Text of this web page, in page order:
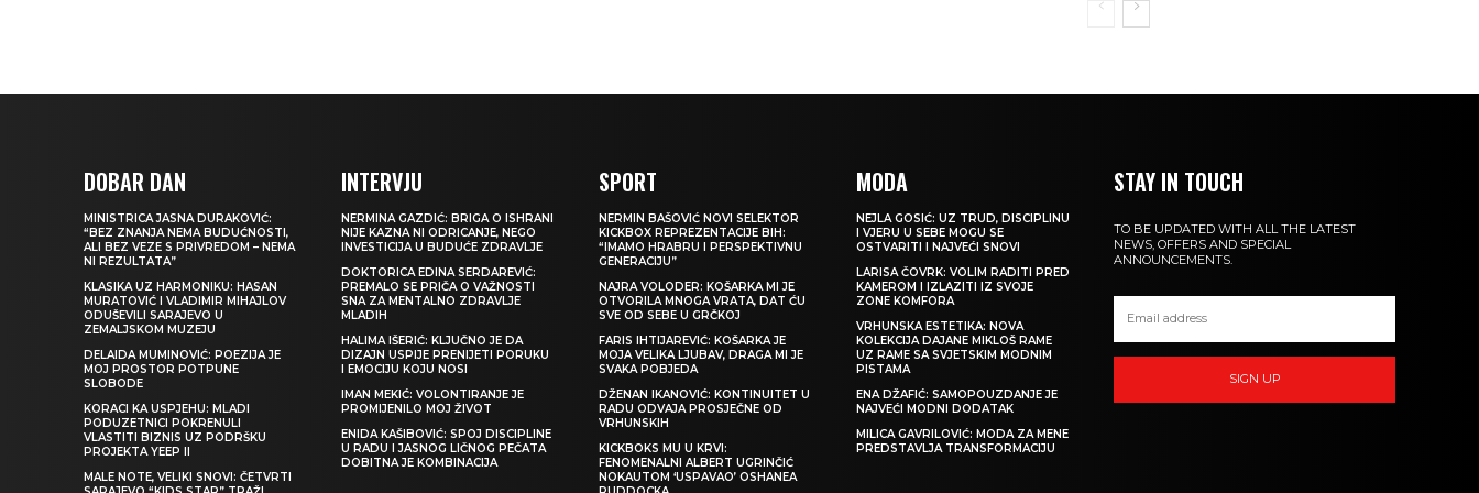
DOBAR DAN
MINISTRICA JASNA DURAKOVIĆ:
“BEZ ZNANJA NEMA BUDUĆNOSTI,
ALI BEZ VEZE S PRIVREDOM – NEMA
NI REZULTATA”
KLASIKA UZ HARMONIKU: HASAN
MURATOVIĆ I VLADIMIR MIHAJLOV
ODUŠEVILI SARAJEVO U
ZEMALJSKOM MUZEJU
DELAIDA MUMINOVIĆ: POEZIJA JE
MOJ PROSTOR POTPUNE
SLOBODE
KORACI KA USPJEHU: MLADI
PODUZETNICI POKRENULI
VLASTITI BIZNIS UZ PODRŠKU
PROJEKTA YEEP II
MALE NOTE, VELIKI SNOVI: ČETVRTI
INTERVJU
NERMINA GAZDIĆ: BRIGA O ISHRANI
NIJE KAZNA NI ODRICANJE, NEGO
INVESTICIJA U BUDUĆE ZDRAVLJE
DOKTORICA EDINA SERDAREVIĆ:
PREMALO SE PRIČA O VAŽNOSTI
SNA ZA MENTALNO ZDRAVLJE
MLADIH
HALIMA IŠERIĆ: KLJUČNO JE DA
DIZAJN USPIJE PRENIJETI PORUKU
I EMOCIJU KOJU NOSI
IMAN MEKIĆ: VOLONTIRANJE JE
PROMIJENILO MOJ ŽIVOT
ENIDA KAŠIBOVIĆ: SPOJ DISCIPLINE
U RADU I JASNOG LIČNOG PEČATA
DOBITNA JE KOMBINACIJA
SPORT
NERMIN BAŠOVIĆ NOVI SELEKTOR
KICKBOX REPREZENTACIJE BIH:
“IMAMO HRABRU I PERSPEKTIVNU
GENERACIJU”
NAJRA VOLODER: KOŠARKA MI JE
OTVORILA MNOGA VRATA, DAT ĆU
SVE OD SEBE U GRČKOJ
FARIS IHTIJAREVIĆ: KOŠARKA JE
MOJA VELIKA LJUBAV, DRAGA MI JE
SVAKA POBJEDA
DŽENAN IKANOVIĆ: KONTINUITET U
RADU ODVAJA PROSJEČNE OD
VRHUNSKIH
KICKBOKS MU U KRVI:
FENOMENALNI ALBERT UGRINČIĆ
NOKAUTOM ‘USPAVAO’ OSHANEA
MODA
NEJLA GOSIĆ: UZ TRUD, DISCIPLINU
I VJERU U SEBE MOGU SE
OSTVARITI I NAJVEĆI SNOVI
LARISA ČOVRK: VOLIM RADITI PRED
KAMEROM I IZLAZITI IZ SVOJE
ZONE KOMFORA
VRHUNSKA ESTETIKA: NOVA
KOLEKCIJA DAJANE MIKLOŠ RAME
UZ RAME SA SVJETSKIM MODNIM
PISTAMA
ENA DŽAFIĆ: SAMOPOUZDANJE JE
NAJVEĆI MODNI DODATAK
MILICA GAVRILOVIĆ: MODA ZA MENE
PREDSTAVLJA TRANSFORMACIJU
STAY IN TOUCH
TO BE UPDATED WITH ALL THE LATEST
NEWS, OFFERS AND SPECIAL
ANNOUNCEMENTS.
SIGN UP